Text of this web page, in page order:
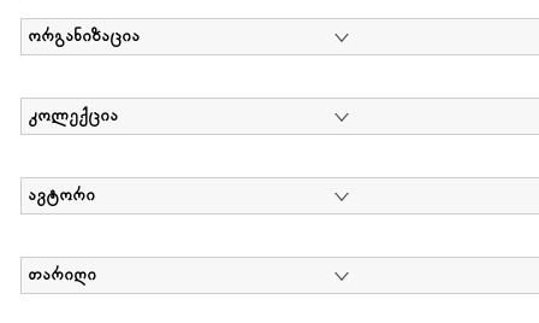
ორგანიზაცია
კოლექცია
ავტორი
თარიღი